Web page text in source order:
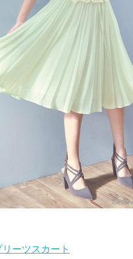
ーツスカート